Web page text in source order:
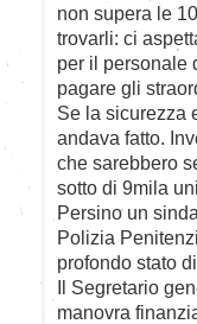
non supera le
trovarli: ci
per il personale
pagare gli
Se la sicurezza
andava fatto.
che sarebbero
sotto di 9mila
Persino un
Polizia
profondo stato
Il Segretario
manovra